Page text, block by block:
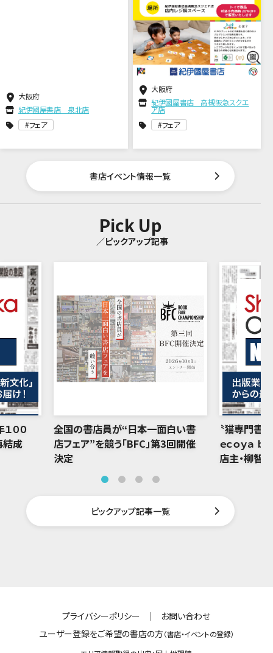
大阪府
紀伊國屋書店 泉北店
フェア
大阪府
紀伊國屋書店 高槻阪急スクエ
ア店
フェア
書店イベント情報一覧
Pick Up
／ピックアップ記事
００
結成
全国の書店員が“日本一面白い書
店フェア”を競う「BFC」第3回開催
決定
〝猫専門書
ｅｃｏｙａ ｂ
店主・柳智
ピックアップ記事一覧
プライバシーポリシー ｜
お問い合わせ
ユーザー登録をご希望の書店の方（書店・イベントの登録）